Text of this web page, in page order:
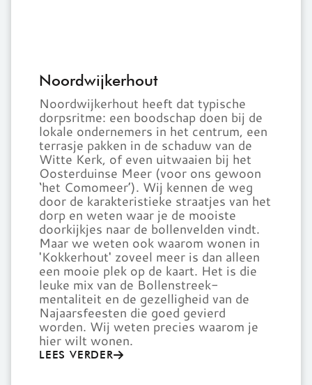
Noordwijkerhout
Noordwijkerhout heeft dat typische
dorpsritme: een boodschap doen bij de
lokale ondernemers in het centrum, een
terrasje pakken in de schaduw van de
Witte Kerk, of even uitwaaien bij het
Oosterduinse Meer (voor ons gewoon
‘het Comomeer’). Wij kennen de weg
door de karakteristieke straatjes van het
dorp en weten waar je de mooiste
doorkijkjes naar de bollenvelden vindt.
Maar we weten ook waarom wonen in
'Kokkerhout' zoveel meer is dan alleen
een mooie plek op de kaart. Het is die
leuke mix van de Bollenstreek-
mentaliteit en de gezelligheid van de
Najaarsfeesten die goed gevierd
worden. Wij weten precies waarom je
hier wilt wonen.
LEES VERDER